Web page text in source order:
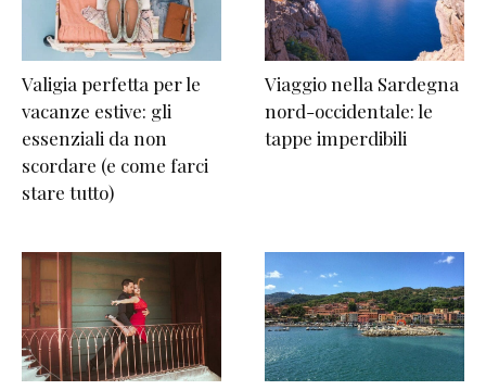
Valigia perfetta per le
vacanze estive: gli
essenziali da non
scordare (e come farci
stare tutto)
Viaggio nella Sardegna
nord-occidentale: le
tappe imperdibili